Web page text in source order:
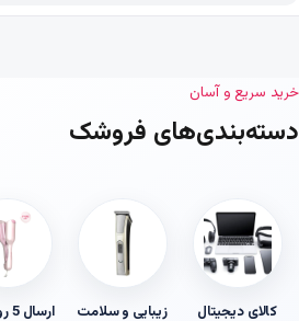
خرید سریع و آسان
دسته‌بندی‌های فروشک
کالای دیجیتال زیبایی و سلامت ارسال 5 روز کاری